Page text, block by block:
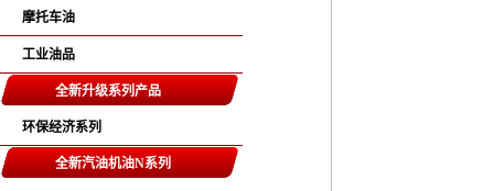
摩托车油
工业油品
全新升级系列产品
环保经济系列
全新汽油机油N系列